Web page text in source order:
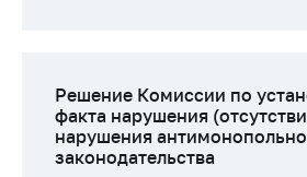
антимонопольного
законодательства
Предостережения и
Решение Комиссии по
факта нарушения
нарушения
законодательства